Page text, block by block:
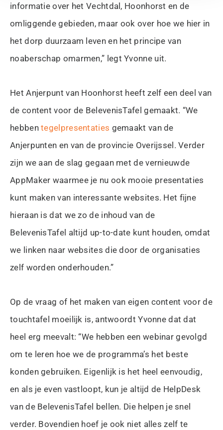
informatie over het Vechtdal, Hoonhorst en de
omliggende gebieden, maar ook over hoe we hier in
het dorp duurzaam leven en het principe van
noaberschap omarmen,” legt Yvonne uit.
Het Anjerpunt van Hoonhorst heeft zelf een deel van
de content voor de BelevenisTafel gemaakt. “We
hebbentegelpresentaties gemaakt van de
Anjerpunten en van de provincie Overijssel. Verder
zijn we aan de slag gegaan met de vernieuwde
AppMaker waarmee je nu ook mooie presentaties
kunt maken van interessante websites. Het fijne
hieraan is dat we zo de inhoud van de
BelevenisTafel altijd up-to-date kunt houden, omdat
we linken naar websites die door de organisaties
zelf worden onderhouden.”
Op de vraag of het maken van eigen content voor de
touchtafel moeilijk is, antwoordt Yvonne dat dat
heel erg meevalt: “We hebben een webinar gevolgd
om te leren hoe we de programma’s het beste
konden gebruiken. Eigenlijk is het heel eenvoudig,
en als je even vastloopt, kun je altijd de HelpDesk
van de BelevenisTafel bellen. Die helpen je snel
verder. Bovendien hoef je ook niet alles zelf te